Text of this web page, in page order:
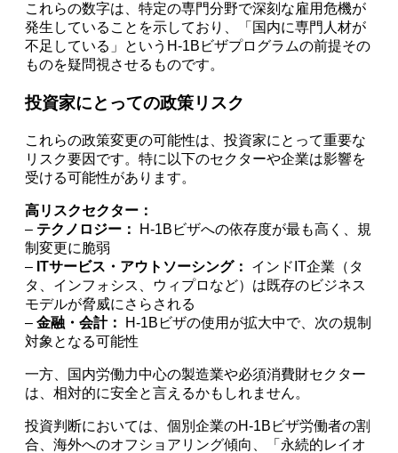
これらの数字は、特定の専門分野で深刻な雇用危機が
発生していることを示しており、「国内に専門人材が
不足している」というH-1Bビザプログラムの前提その
ものを疑問視させるものです。
投資家にとっての政策リスク
これらの政策変更の可能性は、投資家にとって重要な
リスク要因です。特に以下のセクターや企業は影響を
受ける可能性があります。
高リスクセクター：
– テクノロジー：
H-1Bビザへの依存度が最も高く、規
制変更に脆弱
– ITサービス・アウトソーシング：
インドIT企業（タ
タ、インフォシス、ウィプロなど）は既存のビジネス
モデルが脅威にさらされる
–金融・会計：
H-1Bビザの使用が拡大中で、次の規制
対象となる可能性
一方、国内労働力中心の製造業や必須消費財セクター
は、相対的に安全と言えるかもしれません。
投資判断においては、個別企業のH-1Bビザ労働者の割
合、海外へのオフショアリング傾向、「永続的レイオ